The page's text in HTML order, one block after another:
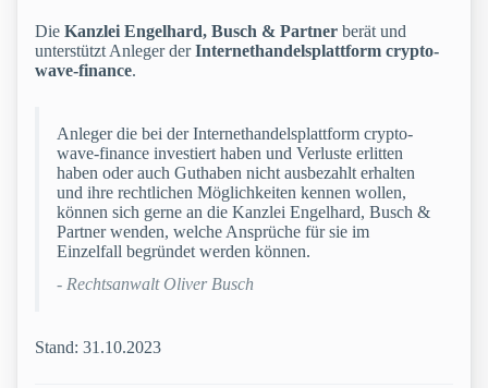
Die Kanzlei Engelhard, Busch & Partner berät und
unterstützt Anleger derInternethandelsplattform crypto-
wave-finance.
Anleger die bei der Internethandelsplattform crypto-
wave-finance investiert haben und Verluste erlitten
haben oder auch Guthaben nicht ausbezahlt erhalten
und ihre rechtlichen Möglichkeiten kennen wollen,
können sich gerne an die Kanzlei Engelhard, Busch &
Partner wenden, welche Ansprüche für sie im
Einzelfall begründet werden können.
- Rechtsanwalt Oliver Busch
Stand: 31.10.2023